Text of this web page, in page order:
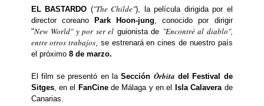
EL BASTARDO ("The Childe"), la película dirigida por el
director coreano
Park Hoon-jung , conocido por dirigir
"New World" y por ser el guionista de "Encontré al diablo",
entre otros trabajos , se estrenará en cines de nuestro país
el próximo 8 de marzo.
El film se presentó en laSección Òrbita del Festival de
Sitges, en el FanCinede Málaga y en el Isla Calavera de
Canarias.